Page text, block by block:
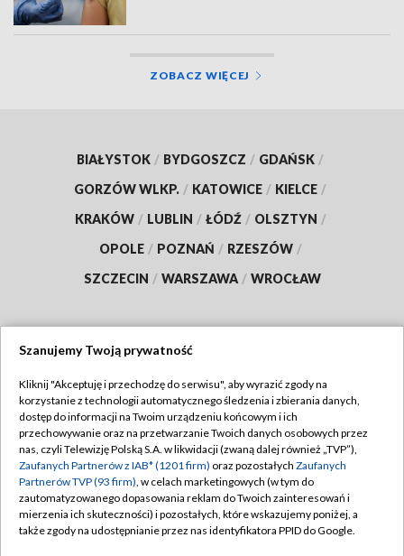
ZOBACZ WIĘCEJ
BIAŁYSTOK / BYDGOSZCZ / GDAŃSK /
GORZÓW WLKP. / KATOWICE / KIELCE /
KRAKÓW / LUBLIN / ŁÓDŹ / OLSZTYN /
OPOLE / POZNAŃ / RZESZÓW /
SZCZECIN / WARSZAWA / WROCŁAW
TVP
Abonament TVP
Emisja w TVP
Centrum informacji TVP
Naziemna Telewizja Cyfrowa
Regulamin TVP
Polityka prywatności
Moje zgody
Pomoc
Szanujemy Twoją prywatność
Kliknij "Akceptuję i przechodzę do serwisu", aby wyrazić zgody na
korzystanie z technologii automatycznego śledzenia i zbierania danych,
dostęp do informacji na Twoim urządzeniu końcowym i ich
przechowywanie oraz na przetwarzanie Twoich danych osobowych przez
nas, czyli Telewizję Polską S.A. w likwidacji (zwaną dalej również „TVP”),
Zaufanych Partnerów z IAB* (1201 firm) oraz pozostałych Zaufanych
Partnerów TVP (93 firm), w celach marketingowych (w tym do
zautomatyzowanego dopasowania reklam do Twoich zainteresowań i
mierzenia ich skuteczności) i pozostałych, które wskazujemy poniżej, a
także zgody na udostępnianie przez nas identyfikatora PPID do Google.